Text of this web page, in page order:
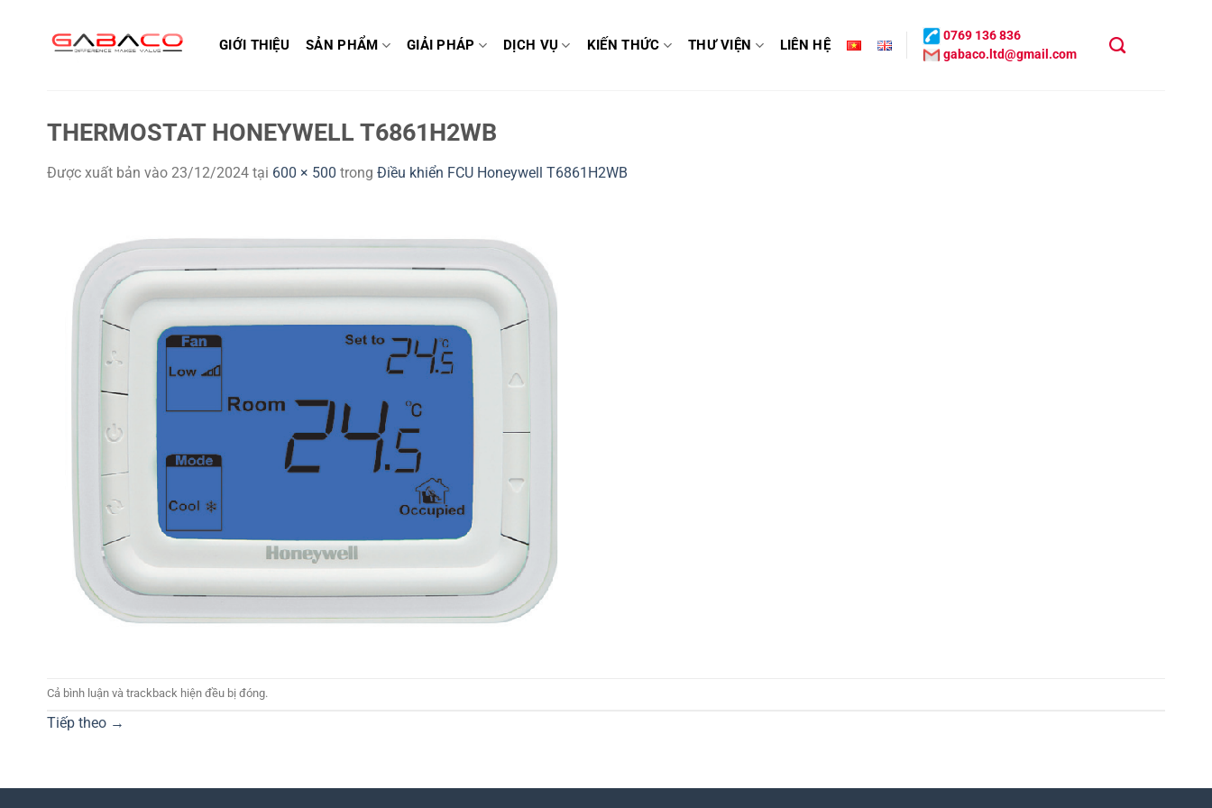
GIỚI THIỆU SẢN PHẨM GIẢI PHÁP DỊCH VỤ KIẾN THỨC THƯ VIỆN LIÊN HỆ
gabaco.ltd@gmail.com
0769 136 836
THERMOSTAT HONEYWELL T6861H2WB
Được xuất bản vào 23/12/2024 tại 600 × 500 trong Điều khiển FCU Honeywell T6861H2WB
Cả bình luận và trackback hiện đều bị đóng.
Tiếp theo →